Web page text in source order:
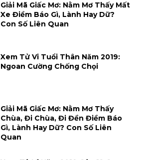
Giải Mã Giấc Mơ: Nằm Mơ Thấy Mất
Xe Điềm Báo Gì, Lành Hay Dữ?
Con Số Liên Quan
Xem Tử Vi Tuổi Thân Năm 2019:
Ngoan Cường Chống Chọi
Giải Mã Giấc Mơ: Nằm Mơ Thấy
Chùa, Đi Chùa, Đi Đền Điềm Báo
Gì, Lành Hay Dữ? Con Số Liên
Quan